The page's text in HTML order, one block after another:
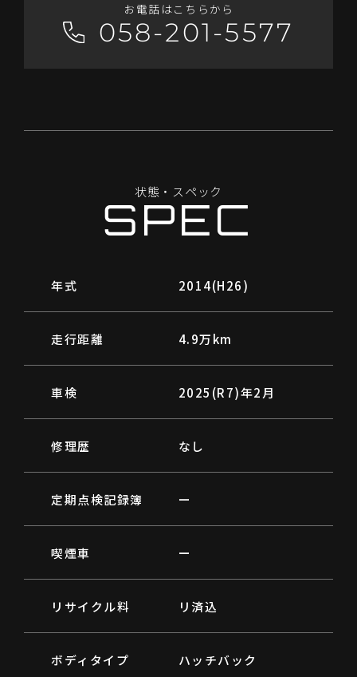
お電話はこちらから
058-201-5577
状態 ・ ス ペ ック
SPEC
年式 2014(H26)
走行距離 4.9万km
車検 2025(R7)年2月
修理歴 なし
定期点検記録簿 ー
喫煙車 ー
リサイクル料 リ済込
ボディタイプ ハッチバック